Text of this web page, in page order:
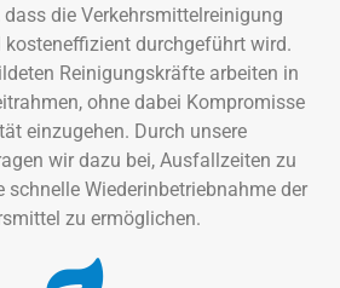
dass die Verkehrsmittelreinigung
durchgeführt wird.
Reinigungskräfte arbeiten in
ohne dabei Kompromisse
einzugehen. Durch unsere
wir dazu bei, Ausfallzeiten zu
schnelle Wiederinbetriebnahme der
zu ermöglichen.